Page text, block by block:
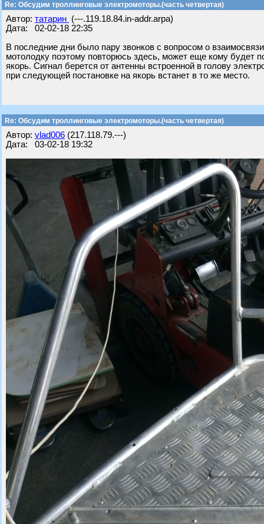
Re: Обсудим троллинговые электромоторы.(часть четвертая)
Автор: татарин (---.119.18.84.in-addr.arpa)
Дата: 02-02-18 22:35
В последние дни было пару звонков с вопросом о
мотолодку поэтому повторюсь здесь, может еще кому будет
якорь. Сигнал берется от антенны встроенной в голову
при следующей постановке на якорь встанет в то же место.
Re: Обсудим троллинговые электромоторы.(часть четвертая)
Автор: vlad006 (217.118.79.---)
Дата: 03-02-18 19:32